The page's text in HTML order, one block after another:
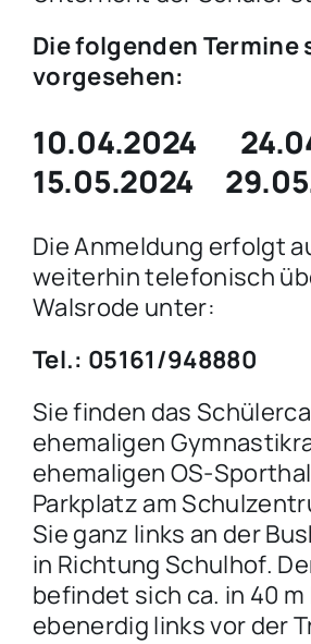
Die folgenden Termine
vorgesehen:
10.04.2024
15.05.2024
Die Anmeldung erfolgt
weiterhin telefonisch
Walsrode unter:
Tel.: 05161/948880
Sie finden das
ehemaligen
ehemaligen OS-
Parkplatz am
Sie ganz links an der
in Richtung Schulhof.
befindet sich ca. in 40
ebenerdig links vor der